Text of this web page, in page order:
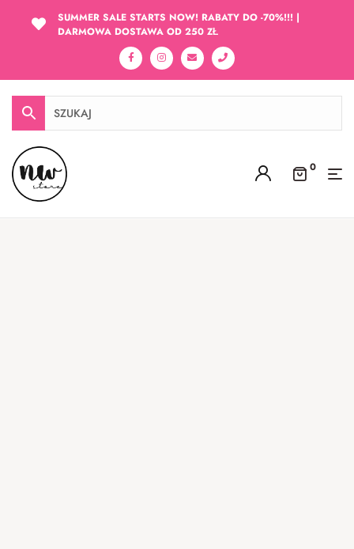
SUMMER SALE STARTS NOW! RABATY DO -70%!!! |
DARMOWA DOSTAWA OD 250 ZŁ
0